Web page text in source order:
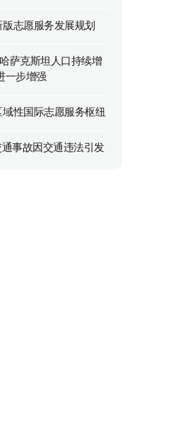
志愿服务发展规划
萨克斯坦人口持续增
一步增强
性国际志愿服务枢纽
事故因交通违法引发